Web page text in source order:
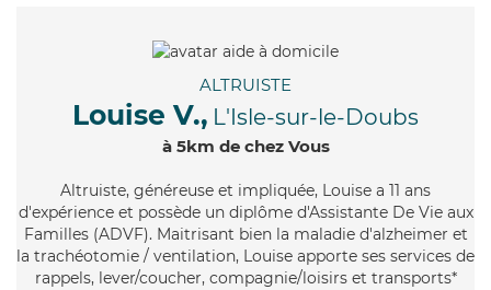
ALTRUISTE
Louise V., L'Isle-sur-le-Doubs
à 5km de chez Vous
Altruiste, généreuse et impliquée, Louise a 11 ans
d'expérience et possède un diplôme d'Assistante De Vie aux
Familles (ADVF). Maitrisant bien la maladie d'alzheimer et
la trachéotomie / ventilation, Louise apporte ses services de
rappels, lever/coucher, compagnie/loisirs et transports*